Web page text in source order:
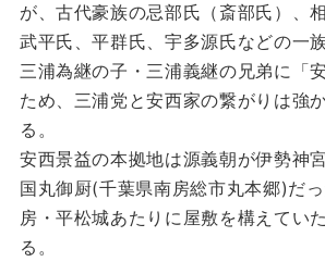
が、古代豪族の忌部氏（斎部氏）、
武平氏、平群氏、宇多源氏などの一
三浦為継の子・三浦義継の兄弟に「
ため、三浦党と安西家の繋がりは強
る。
安西景益の本拠地は源義朝が伊勢神
国丸御厨(千葉県南房総市丸本郷)だ
房・平松城あたりに屋敷を構えてい
る。